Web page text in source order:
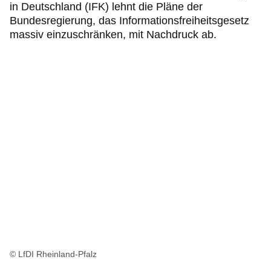
in Deutschland (IFK) lehnt die Pläne der
Bundesregierung, das Informationsfreiheitsgesetz
massiv einzuschränken, mit Nachdruck ab.
© LfDI Rheinland-Pfalz